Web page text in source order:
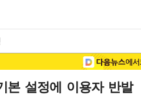
설정에 이용자 반발